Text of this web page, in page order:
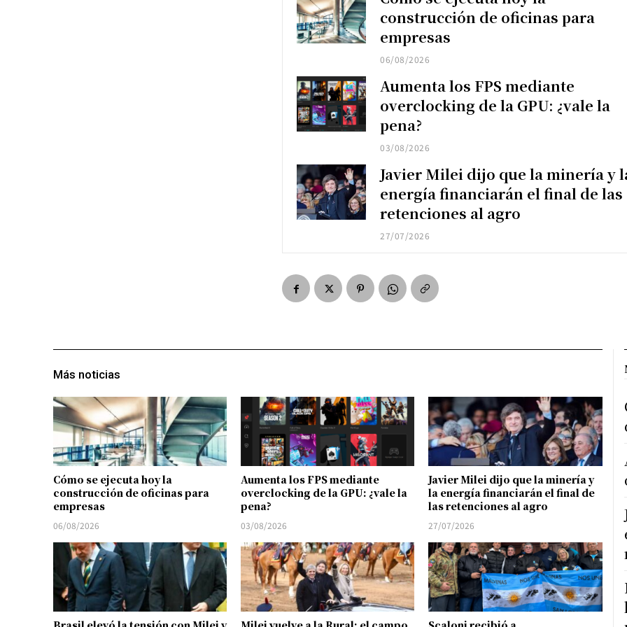
construcción de oficinas para
empresas
06/08/2026
Aumenta los FPS mediante
overclocking de la GPU: ¿vale la
pena?
03/08/2026
Javier Milei dijo que la minería y
energía financiarán el final de las
retenciones al agro
27/07/2026
Más noticias
Cómo se ejecuta hoy la
construcción de oficinas para
empresas
06/08/2026
Aumenta los FPS mediante
overclocking de la GPU: ¿vale la
pena?
03/08/2026
Javier Milei dijo que la minería y
la energía financiarán el final de
las retenciones al agro
27/07/2026